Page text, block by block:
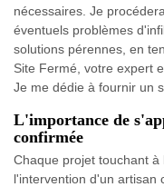
nécessaires. Je
éventuels problèmes
solutions pérennes, en
Site Fermé, votre expert
Je me dédie à fournir un
L'importance de
confirmée
Chaque projet touchant
l'intervention d'un artisan